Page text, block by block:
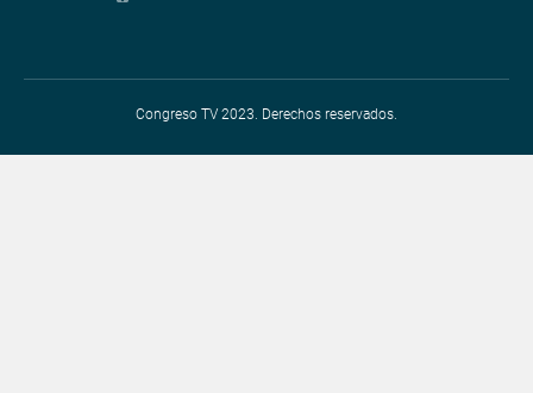
Congreso TV 2023. Derechos reservados.